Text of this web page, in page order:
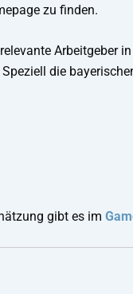
zu finden.
Arbeitgeber
Speziell die
gibt es im